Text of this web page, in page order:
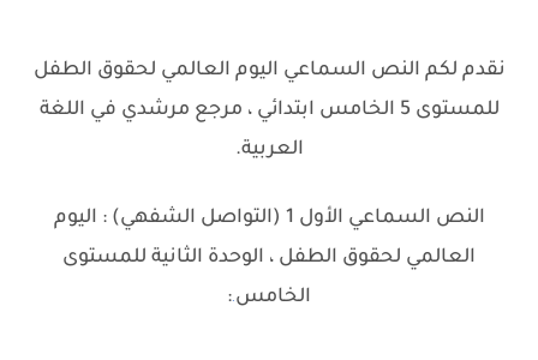
نقدم لكم النص السماعي اليوم العالمي لحقوق الطفل
للمستوى 5 الخامس ابتدائي ، مرجع مرشدي في اللغة
العربية.
النص السماعي الأول 1 (التواصل الشفهي) :
اليوم
العالمي لحقوق الطفل ، الوحدة الثانية للمستوى
الخامس .
: